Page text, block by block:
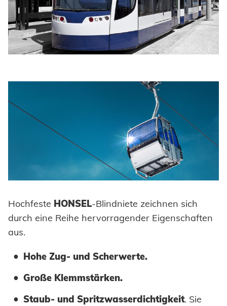
Hochfeste HONSEL-Blindniete zeichnen sich
durch eine Reihe hervorragender Eigenschaften
aus.
Hohe Zug- und Scherwerte.
Große Klemmstärken.
Staub- und Spritzwasserdichtigkeit. Sie